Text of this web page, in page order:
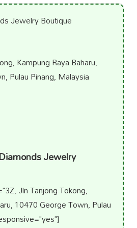
Kampung Raya Baharu,
Pulau Pinang, Malaysia
Jewelry
Jln Tanjong Tokong,
10470 George Town, Pulau